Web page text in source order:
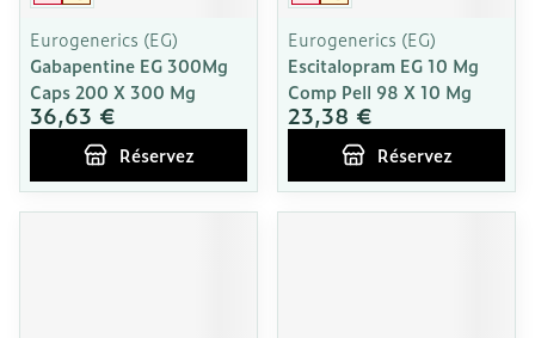
Eurogenerics (EG)
Gabapentine EG 300Mg
Caps 200 X 300 Mg
36,63 €
Réservez
Eurogenerics (EG)
Escitalopram EG 10 Mg
Comp Pell 98 X 10 Mg
23,38 €
Réservez